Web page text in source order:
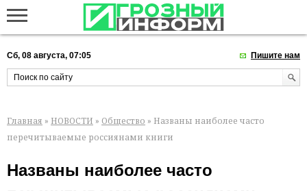
Сб, 08 августа, 07:05 Пишите нам
Главная » НОВОСТИ » Общество » Названы наиболее часто
перечитываемые россиянами книги
Названы наиболее часто